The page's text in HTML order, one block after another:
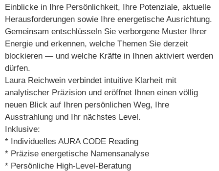
Einblicke in Ihre Persönlichkeit, Ihre Potenziale, aktuelle
Herausforderungen sowie Ihre energetische Ausrichtung.
Gemeinsam entschlüsseln Sie verborgene Muster Ihrer
Energie und erkennen, welche Themen Sie derzeit
blockieren — und welche Kräfte in Ihnen aktiviert werden
dürfen.
Laura Reichwein verbindet intuitive Klarheit mit
analytischer Präzision und eröffnet Ihnen einen völlig
neuen Blick auf Ihren persönlichen Weg, Ihre
Ausstrahlung und Ihr nächstes Level.
Inklusive:
* Individuelles AURA CODE Reading
* Präzise energetische Namensanalyse
* Persönliche High-Level-Beratung